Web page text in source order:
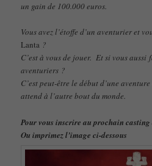
un gain de 100.000 euros.
Vous avez l’étoffe d’un aventurier et
Lanta ?
C’est à vous de jouer. Et si vous
aventuriers ?
C’est peut-être le début d’une
attend à l’autre bout du monde.
Pour vous inscrire au prochain casting
Ou imprimez l’image ci-dessous